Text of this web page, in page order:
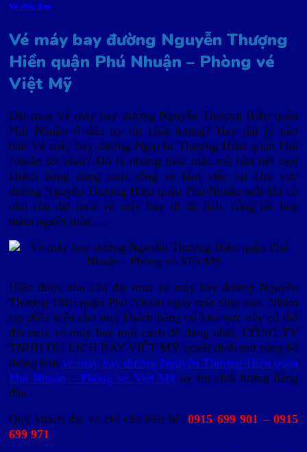
Vé Máy Bay
Vé máy bay đường Nguyễn Thượng
Hiền quận Phú Nhuận – Phòng vé
Việt Mỹ
Đặt mua Vé máy bay đường Nguyễn Thượng Hiền quận
Phú Nhuận ở đâu uy tín chất lượng? Hay đại lý nào
bán Vé máy bay đường Nguyễn Thượng Hiền quận Phú
Nhuận tốt nhất? Đó là những thắc mắc mà hầu hết mọi
khách hàng đang sinh sống và làm việc tại khu vực
đường Nguyễn Thượng Hiền quận Phú Nhuận mỗi khi có
nhu cầu đặt mua vé máy bay đi du lịch, công tác hay
thăm người thân,…
Hiểu được nhu cầu đặt mua vé máy bay đường Nguyễn
Thượng Hiền quận Phú Nhuận ngày một tăng cao. Nhằm
tạo điều kiện cho mọi khách hàng tại khu vực này có thể
đặt mua vé máy bay một cách dễ dàng nhất, CÔNG TY
TNHH DU LỊCH BAY VIỆT MỸ quyết định mở rộng hệ
thống bán vé máy bay đường Nguyễn Thượng Hiền quận
Phú Nhuận – Phòng vé Việt Mỹ uy tín chất lượng hàng
đầu.
Quý khách đặt vé chỉ cần liên hệ: 0915 699 901 – 0915
699 971